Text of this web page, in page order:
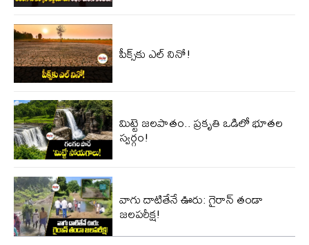
పీక్స్‌కు ఎల్‌ నినో!
మిట్టె జలపాతం.. ప్రకృతి ఒడిలో భూతల
స్వర్గం!
వాగు దాటితేనే ఊరు: గైరాన్ తండా
జలపరీక్ష!